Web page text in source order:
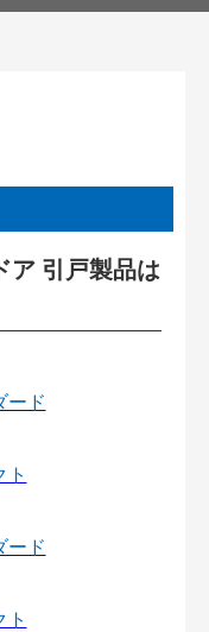
ア 引戸製品は
ード
ト
ード
ト